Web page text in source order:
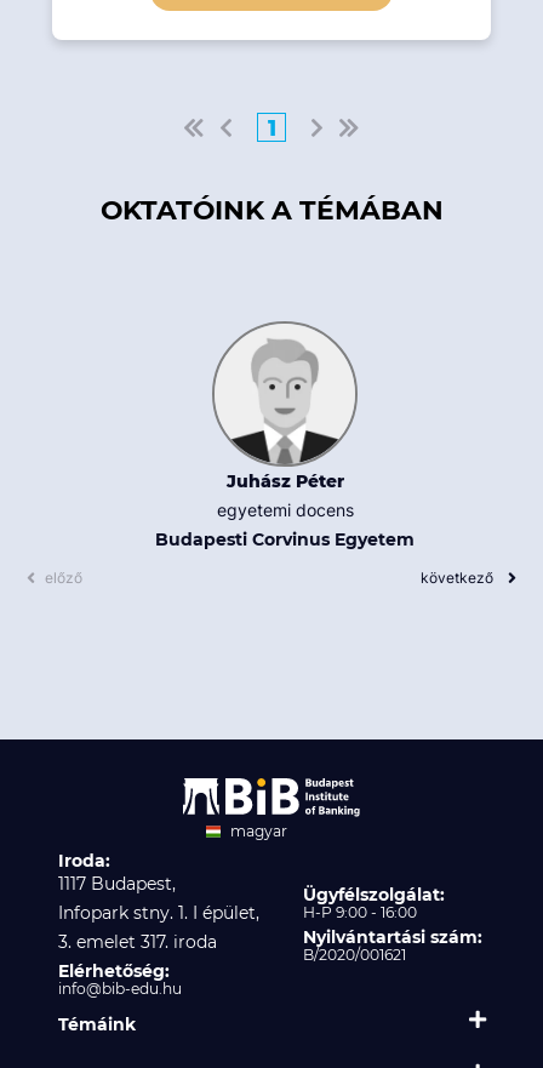
1
OKTATÓINK A TÉMÁBAN
Juhász Péter
egyetemi docens
Budapesti Corvinus Egyetem
előző következő
magyar
Iroda:
1117 Budapest,
Infopark stny. 1. I épület,
3. emelet 317. iroda
Elérhetőség:
info@bib-edu.hu
Ügyfélszolgálat:
H-P 9:00 - 16:00
Nyilvántartási szám:
B/2020/001621
Témáink